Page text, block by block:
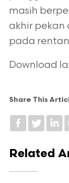
masih
akhir pekan
pada
Download
Share This
Related